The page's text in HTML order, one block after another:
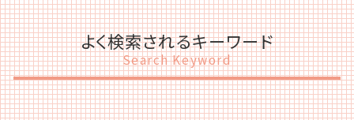
よく検索されるキーワード
Search Keyword